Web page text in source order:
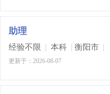
助理
经验不限 | 本科 | 衡阳市 |
更新于：2026-08-07